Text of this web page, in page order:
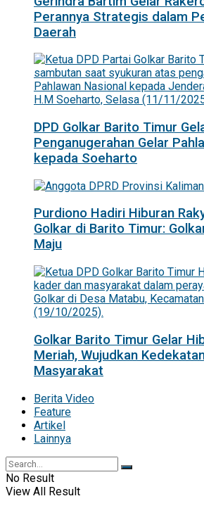
Perannya Strategis dalam
Daerah
DPD Golkar Barito Timur
Penganugerahan Gelar
kepada Soeharto
Purdiono Hadiri Hiburan
Golkar di Barito Timur:
Maju
Golkar Barito Timur Gelar
Meriah, Wujudkan
Masyarakat
Berita Video
Feature
Artikel
Lainnya
No Result
View All Result